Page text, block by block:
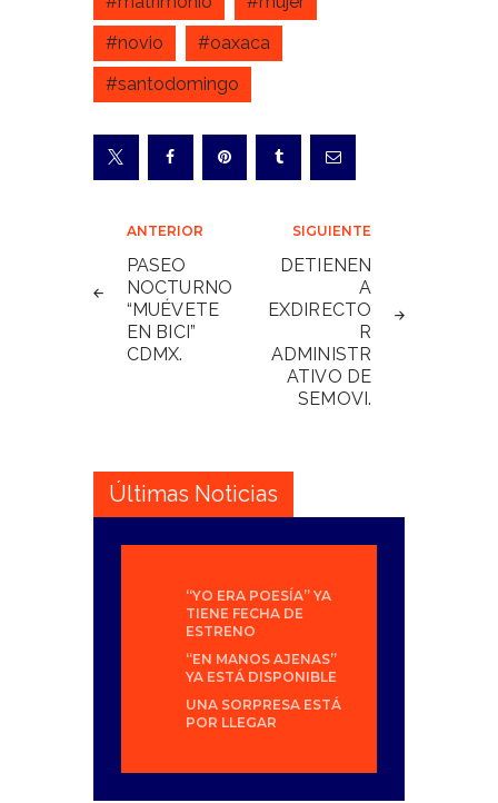
#novio
#oaxaca
#santodomingo
Navegación
de
entradas
ANTERIOR
PASEO
NOCTURNO
“MUÉVETE
EN BICI”
CDMX.
SIGUIENTE
DETIENEN
A
EXDIRECTO
R
ADMINISTR
ATIVO DE
SEMOVI.
Últimas Noticias
“YO ERA POESÍA” YA
TIENE FECHA DE
ESTRENO
“EN MANOS AJENAS”
YA ESTÁ DISPONIBLE
UNA SORPRESA ESTÁ
POR LLEGAR